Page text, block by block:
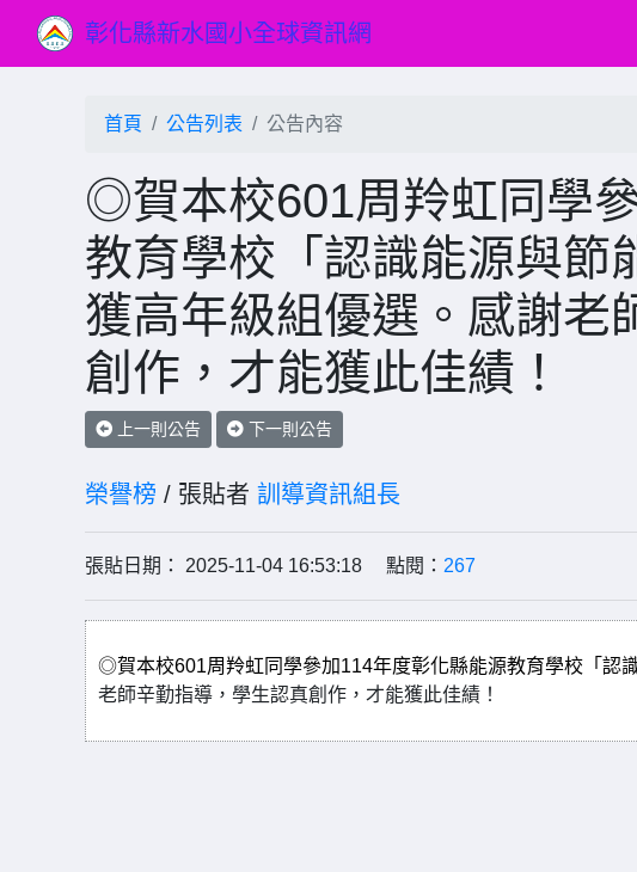
彰化縣新水國小全球資訊網
首頁 公告列表 公告內容
◎賀本校601周羚虹同學
教育學校「認識能源與節
獲高年級組優選。感謝老
創作，才能獲此佳績！
上一則公告 下一則公告
榮譽榜 / 張貼者 訓導資訊組長
張貼日期： 2025-11-04 16:53:18 點閱： 267
◎賀本校601周羚虹同學參加114年度彰化縣能源教育學校「認
老師辛勤指導，學生認真創作，才能獲此佳績！